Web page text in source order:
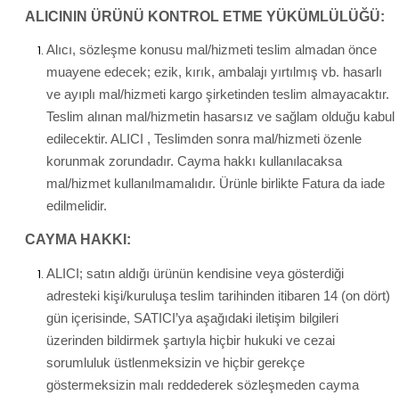
ALICININ ÜRÜNÜ KONTROL ETME YÜKÜMLÜLÜĞÜ:
Alıcı, sözleşme konusu mal/hizmeti teslim almadan önce
muayene edecek; ezik, kırık, ambalajı yırtılmış vb. hasarlı
ve ayıplı mal/hizmeti kargo şirketinden teslim almayacaktır.
Teslim alınan mal/hizmetin hasarsız ve sağlam olduğu kabul
edilecektir. ALICI , Teslimden sonra mal/hizmeti özenle
korunmak zorundadır. Cayma hakkı kullanılacaksa
mal/hizmet kullanılmamalıdır. Ürünle birlikte Fatura da iade
edilmelidir.
CAYMA HAKKI:
ALICI; satın aldığı ürünün kendisine veya gösterdiği
adresteki kişi/kuruluşa teslim tarihinden itibaren 14 (on dört)
gün içerisinde, SATICI’ya aşağıdaki iletişim bilgileri
üzerinden bildirmek şartıyla hiçbir hukuki ve cezai
sorumluluk üstlenmeksizin ve hiçbir gerekçe
göstermeksizin malı reddederek sözleşmeden cayma